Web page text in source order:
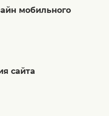
мобильного
сайта